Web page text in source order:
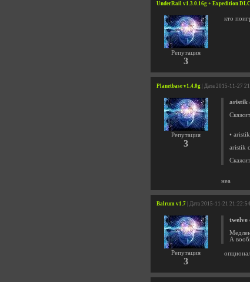
UnderRail v1.3.0.16g + Expedition
Репутация
3
кто
Planetbase v1.4.0g | Дата 2015-11-27
Репутация
3
aristik
•
aristik
неа
Balrum v1.7 | Дата 2015-11-21 21:22:54
Репутация
3
twelve
А